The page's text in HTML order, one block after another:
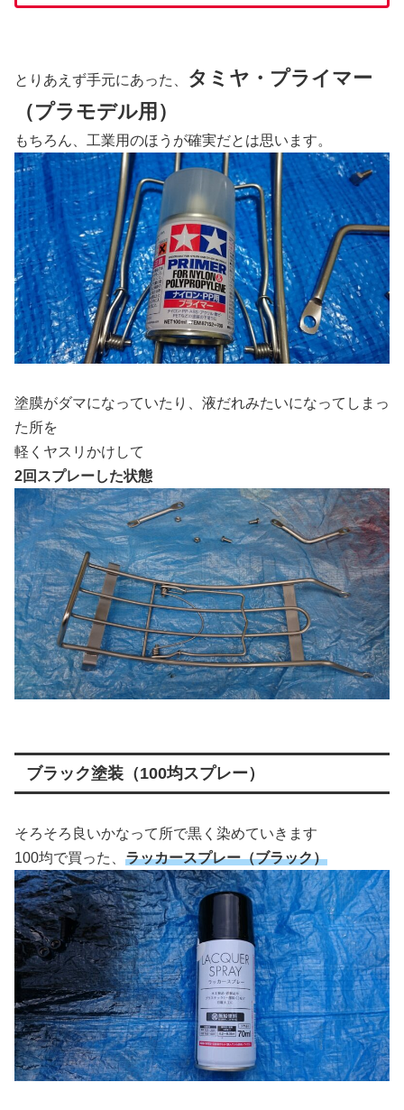
とりあえず手元にあった、
タミヤ・プライマー
（プラモデル用）
もちろん、工業用のほうが確実だとは思います。
塗膜がダマになっていたり、液だれみたいになってしまっ
た所を
軽くヤスリかけして
2回スプレーした状態
ブラック塗装（100均スプレー）
そろそろ良いかなって所で黒く染めていきます
100均で買った、 ラッカースプレー（ブラック）